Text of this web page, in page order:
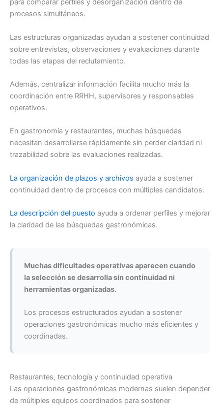
para comparar perfiles y desorganización dentro de
procesos simultáneos.
Las estructuras organizadas ayudan a sostener continuidad
sobre entrevistas, observaciones y evaluaciones durante
todas las etapas del reclutamiento.
Además, centralizar información facilita mucho más la
coordinación entre RRHH, supervisores y responsables
operativos.
En gastronomía y restaurantes, muchas búsquedas
necesitan desarrollarse rápidamente sin perder claridad ni
trazabilidad sobre las evaluaciones realizadas.
La organización de plazos y archivos ayuda a sostener
continuidad dentro de procesos con múltiples candidatos.
La descripción del puesto ayuda a ordenar perfiles y mejorar
la claridad de las búsquedas gastronómicas.
Muchas dificultades operativas aparecen cuando
la selección se desarrolla sin continuidad ni
herramientas organizadas.
Los procesos estructurados ayudan a sostener
operaciones gastronómicas mucho más eficientes y
coordinadas.
Restaurantes, tecnología y continuidad operativa
Las operaciones gastronómicas modernas suelen depender
de múltiples equipos coordinados para sostener